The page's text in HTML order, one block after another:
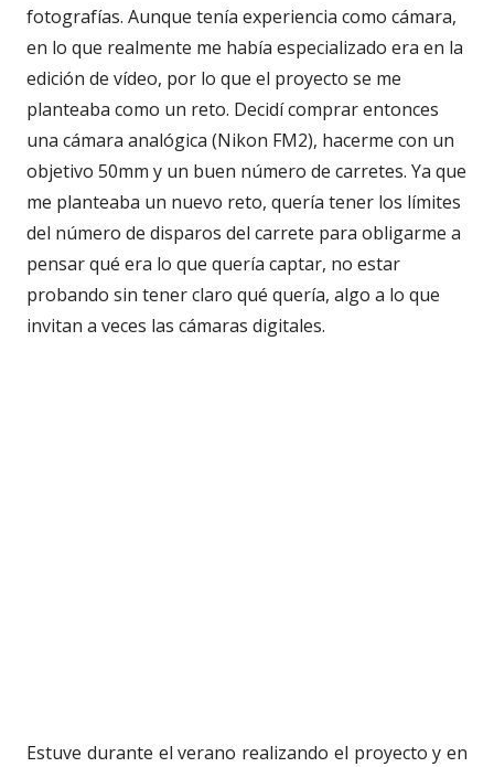
fotografías. Aunque tenía experiencia como cámara,
en lo que realmente me había especializado era en la
edición de vídeo, por lo que el proyecto se me
planteaba como un reto. Decidí comprar entonces
una cámara analógica (Nikon FM2), hacerme con un
objetivo 50mm y un buen número de carretes. Ya que
me planteaba un nuevo reto, quería tener los límites
del número de disparos del carrete para obligarme a
pensar qué era lo que quería captar, no estar
probando sin tener claro qué quería, algo a lo que
invitan a veces las cámaras digitales.
Estuve durante el verano realizando el proyecto y en